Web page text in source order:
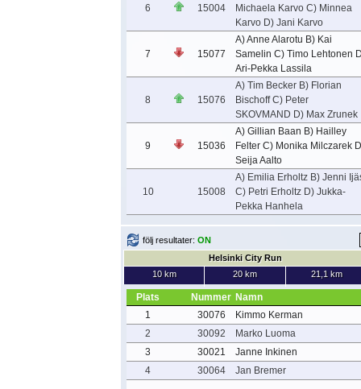
6 15004
Michaela Karvo C) Minnea
Karvo D) Jani Karvo
7 15077
A) Anne Alarotu B) Kai
Samelin C) Timo Lehtonen
Ari-Pekka Lassila
8 15076
A) Tim Becker B) Florian
Bischoff C) Peter
SKOVMAND D) Max Zrunek
9 15036
A) Gillian Baan B) Hailley
Felter C) Monika Milczarek
Seija Aalto
10 15008
A) Emilia Erholtz B) Jenni
C) Petri Erholtz D) Jukka-
Pekka Hanhela
följ resultater: ON
Helsinki City Run
10 km
20 km 21,1 km
Plats Nummer Namn
1
30076
Kimmo Kerman
2
30092
Marko Luoma
3
30021
Janne Inkinen
4
30064 Jan Bremer